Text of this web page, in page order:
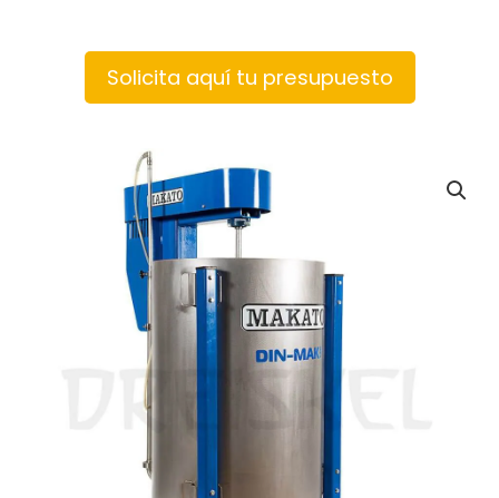
Solicita aquí tu presupuesto